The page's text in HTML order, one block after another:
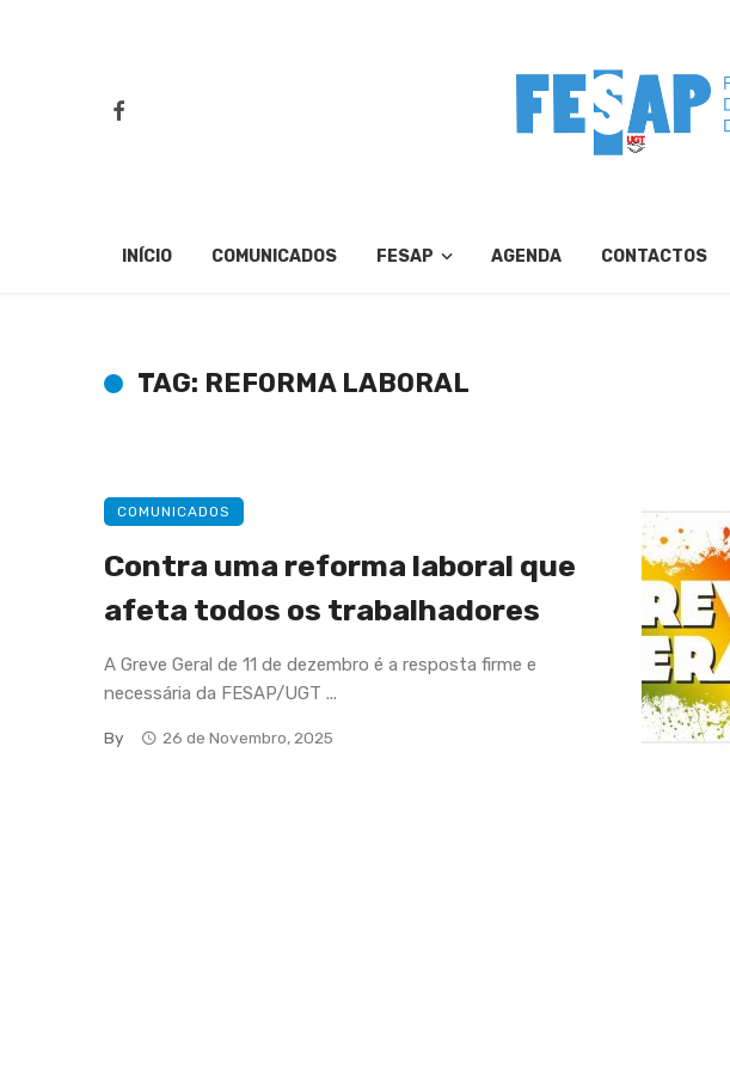
INÍCIO COMUNICADOS FESAP AGENDA CONTACTOS
TAG: REFORMA LABORAL
COMUNICADOS
Contra uma reforma laboral que
afeta todos os trabalhadores
A Greve Geral de 11 de dezembro é a resposta firme e
necessária da FESAP/UGT ...
By 26 de Novembro, 2025